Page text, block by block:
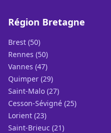
Région Bretagne
Brest (50)
Rennes (50)
Vannes (47)
Quimper (29)
Saint-Malo (27)
Cesson-Sévigné (25)
Lorient (23)
Saint-Brieuc (21)